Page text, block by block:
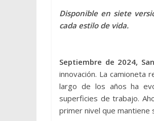
Disponible en siete
cada estilo de vida.
Septiembre de 2024,
innovación. La camioneta
largo de los años ha
superficies de trabajo.
primer nivel que mantiene